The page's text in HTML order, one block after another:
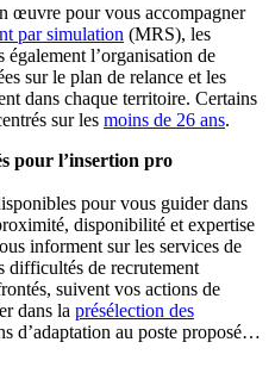
œuvre pour vous accompagner
par simulation (MRS), les
également l’organisation de
sur le plan de relance et les
dans chaque territoire. Certains
sur les moins de 26 ans.
pour l’insertion pro
pour vous guider dans
disponibilité et expertise
informent sur les services de
difficultés de recrutement
suivent vos actions de
dans la présélection des
d’adaptation au poste proposé…